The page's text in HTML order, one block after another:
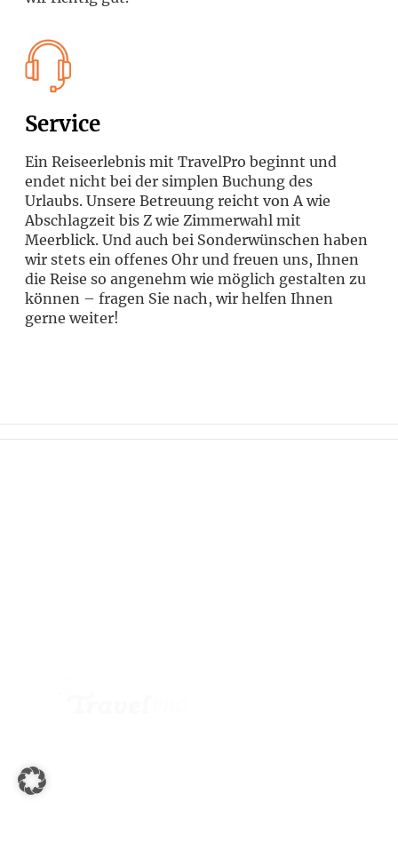
Service
Ein Reiseerlebnis mit TravelPro beginnt und
endet nicht bei der simplen Buchung des
Urlaubs. Unsere Betreuung reicht von A wie
Abschlagzeit bis Z wie Zimmerwahl mit
Meerblick. Und auch bei Sonderwünschen haben
wir stets ein offenes Ohr und freuen uns, Ihnen
die Reise so angenehm wie möglich gestalten zu
können – fragen Sie nach, wir helfen Ihnen
gerne weiter!
8046 Graz